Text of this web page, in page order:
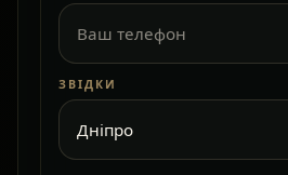
ЗВІДКИ